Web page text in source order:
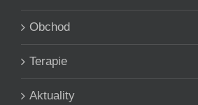
Obchod
Terapie
Aktuality